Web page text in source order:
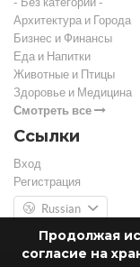
Продолжая
согласие на
Архитектура и Города
Бизнес и Финансы
Еда и Напитки
Животные и Птицы
Здоровье и Медицина
Смотреть все
Ссылки
Вход
Регистрация
Russian